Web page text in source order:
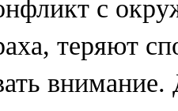
с
теряют